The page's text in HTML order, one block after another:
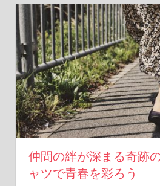
仲間の絆が深まる奇跡
ャツで青春を彩ろう